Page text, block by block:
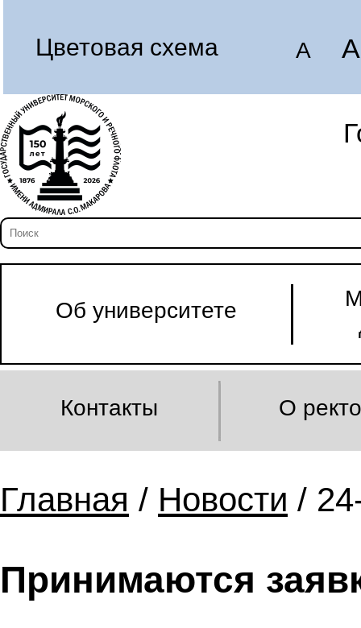
Цветовая схема A A
Об университете
Контакты О
Главная / Новости /
Принимаются